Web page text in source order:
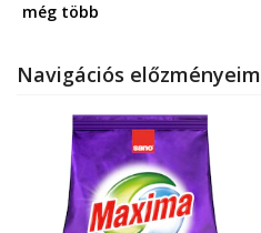
még több
Navigációs előzményeim